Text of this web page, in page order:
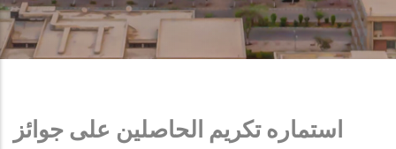
استماره تكريم الحاصلين على جوائز